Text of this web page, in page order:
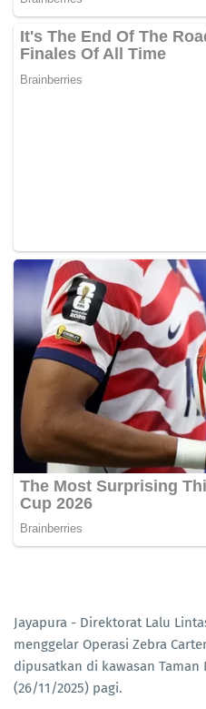
Jayapura - Direktorat Lalu
menggelar Operasi Zebra
dipusatkan di kawasan Taman
(26/11/2025) pagi.